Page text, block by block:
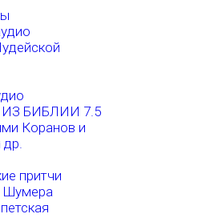
БИБЛИИ 7.5
Коранов и
др.
притчи
Шумера